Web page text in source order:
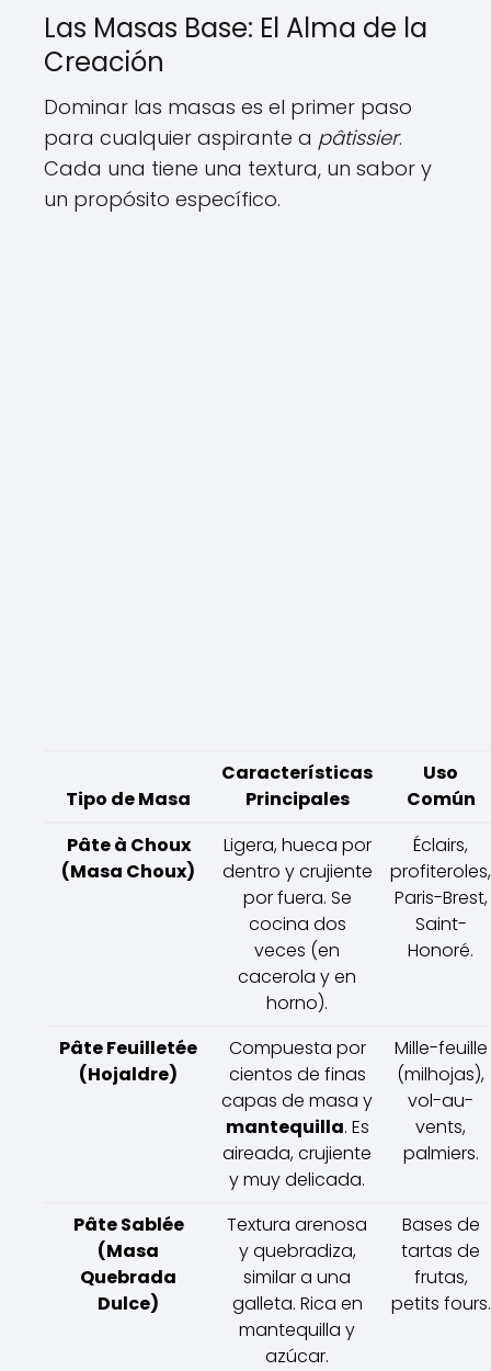
Las Masas Base: El Alma de la
Creación
Dominar las masas es el primer paso
para cualquier aspirante a pâtissier.
Cada una tiene una textura, un sabor y
un propósito específico.
Tipo de Masa
Características
Principales
Uso
Común
Pâte à Choux
(Masa Choux)
Ligera, hueca por
dentro y crujiente
por fuera. Se
cocina dos
veces (en
cacerola y en
horno).
Éclairs,
profiteroles,
Paris-Brest,
Saint-
Honoré.
Pâte Feuilletée
(Hojaldre)
Compuesta por
cientos de finas
capas de masa y
mantequilla. Es
aireada, crujiente
y muy delicada.
Mille-feuille
(milhojas),
vol-au-
vents,
palmiers.
Pâte Sablée
(Masa
Quebrada
Dulce)
Textura arenosa
y quebradiza,
similar a una
galleta. Rica en
mantequilla y
azúcar.
Bases de
tartas de
frutas,
petits fours.